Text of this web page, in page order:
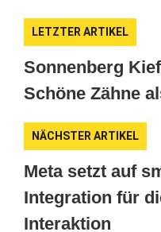
LETZTER ARTIKEL
Sonnenberg
Schöne Zähne
NÄCHSTER ARTIKEL
Meta setzt auf
Integration für
Interaktion